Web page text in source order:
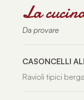
La
Da provare
CASONCELLI
Ravioli tipici